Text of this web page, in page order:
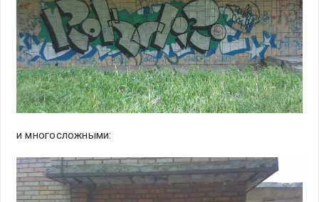
и многосложными: